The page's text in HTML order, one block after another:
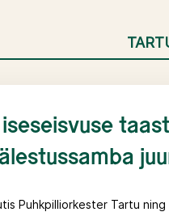
Puhkpilliorkester Tartu